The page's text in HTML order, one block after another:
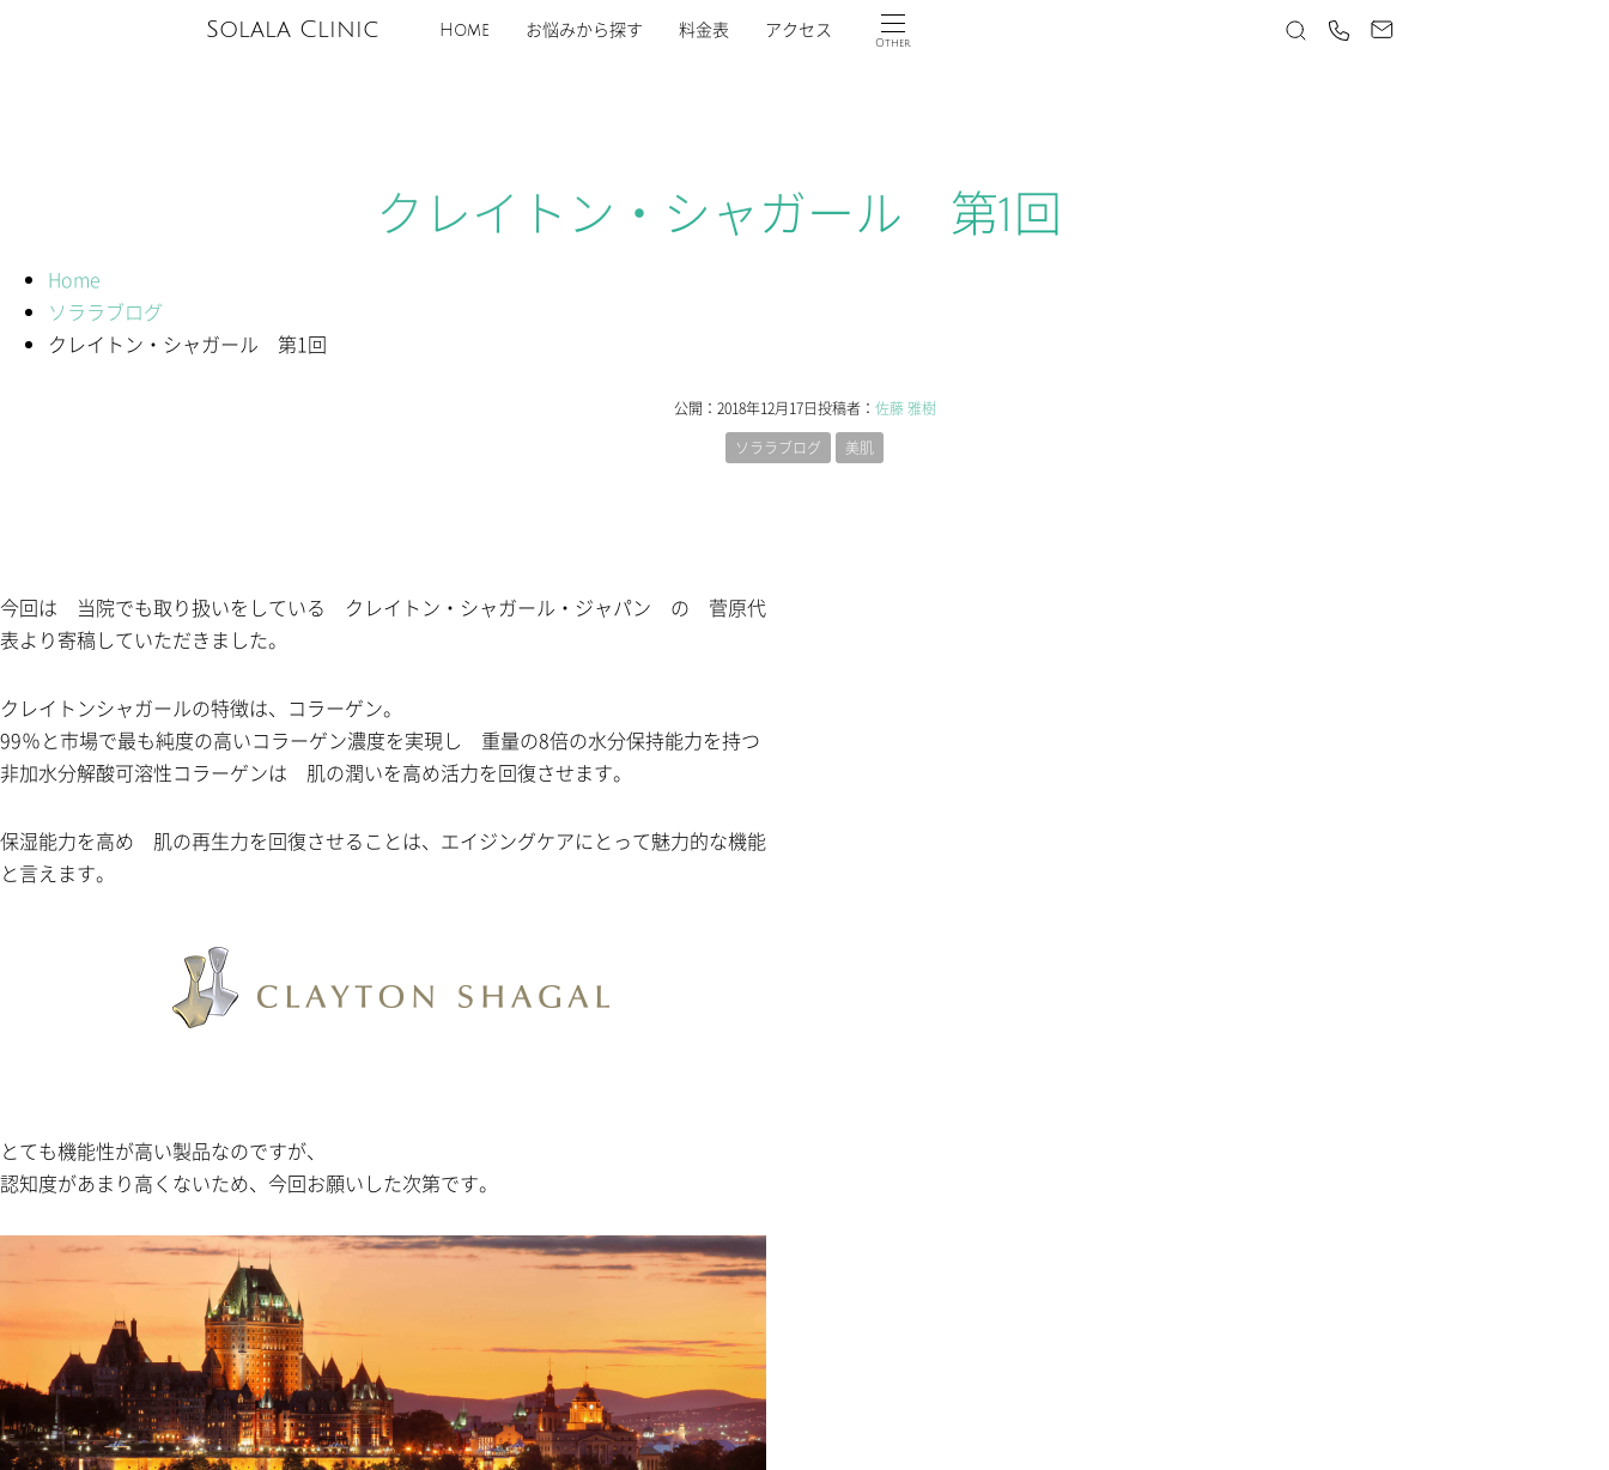
Solala Clinic Home お悩みから探す 料金表 アクセス
Other
Home
ソララブログ
クレイトン・シャガール 第1回
クレイトン・シャガール 第1回
公開： 2018年12月17日投稿者： 佐藤 雅樹
ソララブログ
美肌
今回は 当院でも取り扱いをしている クレイトン・シャガール・ジャパン の 菅原代
表より寄稿していただきました。
クレイトンシャガールの特徴は、コラーゲン。
99％と市場で最も純度の高いコラーゲン濃度を実現し 重量の8倍の水分保持能力を持つ
非加水分解酸可溶性コラーゲンは 肌の潤いを高め活力を回復させます。
保湿能力を高め 肌の再生力を回復させることは、エイジングケアにとって魅力的な機能
と言えます。
とても機能性が高い製品なのですが、
認知度があまり高くないため、今回お願いした次第です。